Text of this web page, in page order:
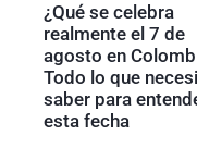
¿Qué se celebra
realmente el 7 de
agosto en
Todo lo que
saber para
esta fecha